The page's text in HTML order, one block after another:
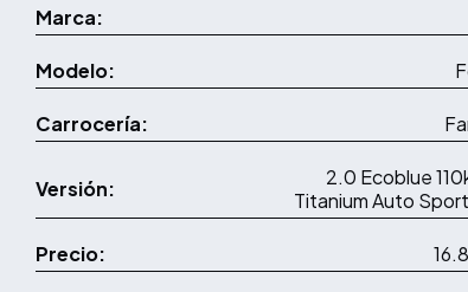
Marca:
Modelo:
Carrocería:
Versión:
2.0 Ecoblue
Titanium Auto
Precio: